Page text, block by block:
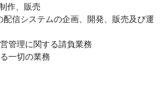
作、販売
信システムの企画、開発、販売及び運
管理に関する請負業務
一切の業務